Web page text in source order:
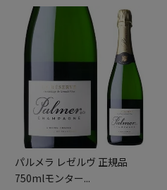
パルメラ レゼルヴ 正規品
750mlモンター...